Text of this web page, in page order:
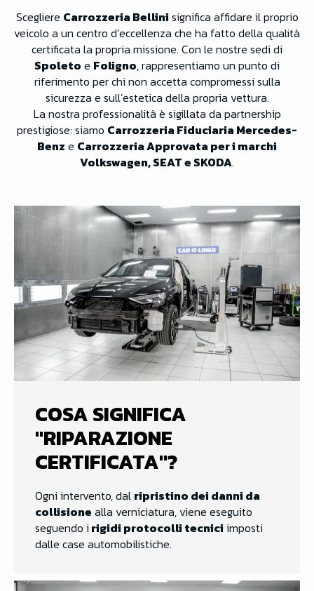
Scegliere Carrozzeria Bellini significa affidare il proprio
veicolo a un centro d’eccellenza che ha fatto della qualità
certificata la propria missione. Con le nostre sedi di
Spoleto e Foligno, rappresentiamo un punto di
riferimento per chi non accetta compromessi sulla
sicurezza e sull’estetica della propria vettura.
La nostra professionalità è sigillata da partnership
prestigiose: siamo Carrozzeria Fiduciaria Mercedes-
Benz e Carrozzeria Approvata per i marchi
Volkswagen, SEAT e SKODA.
COSA SIGNIFICA
"RIPARAZIONE
CERTIFICATA"?
Ogni intervento, dal ripristino dei danni da
collisione alla verniciatura, viene eseguito
seguendo i rigidi protocolli tecnici imposti
dalle case automobilistiche.